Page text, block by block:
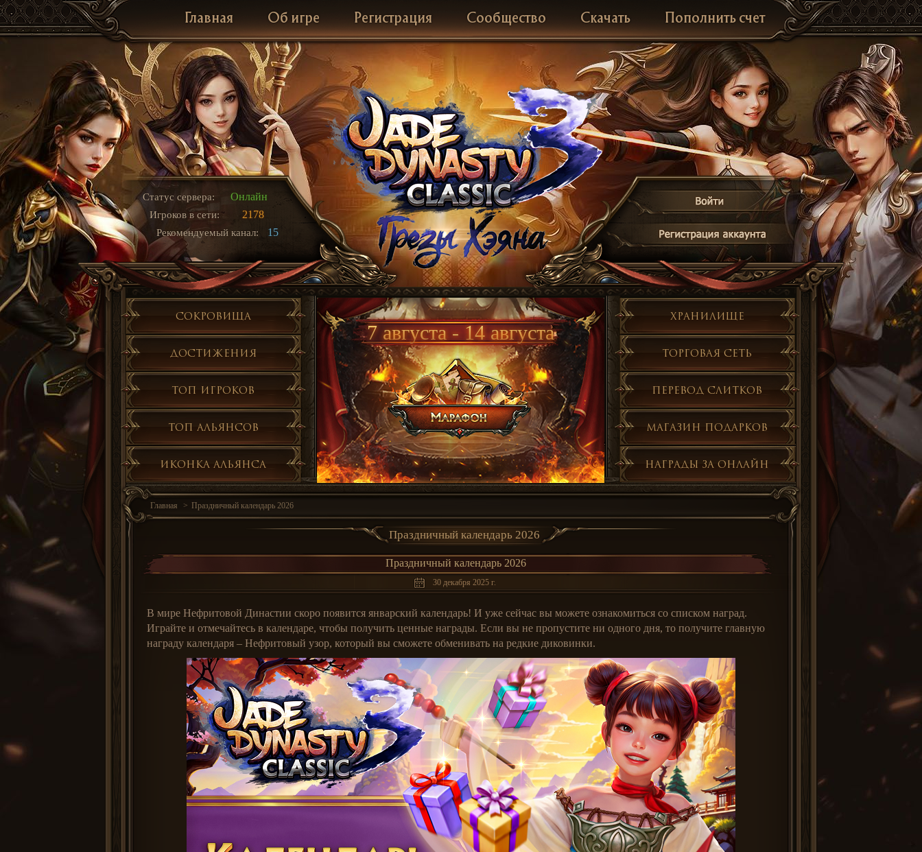
Главная Об игре Регистрация Сообщество Скачать Пополнить счет
Статус сервера: Онлайн
Игроков в сети: 2178
Рекомендуемый канал: 15
Сокровища
Достижения
Топ игроков
Топ альянсов
Иконка альянса
7 августа - 14 августа
Хранилище
Торговая сеть
Перевод слитков
Магазин подарков
Награды за онлайн
Главная Праздничный календарь 2026
Праздничный календарь 2026
Праздничный календарь 2026
30 декабря 2025 г.
В мире Нефритовой Династии скоро появится январский календарь! И уже сейчас вы можете ознакомиться со списком наград.
Играйте и отмечайтесь в календаре, чтобы получить ценные награды. Если вы не пропустите ни одного дня, то получите главную
награду календаря – Нефритовый узор, который вы сможете обменивать на редкие диковинки.